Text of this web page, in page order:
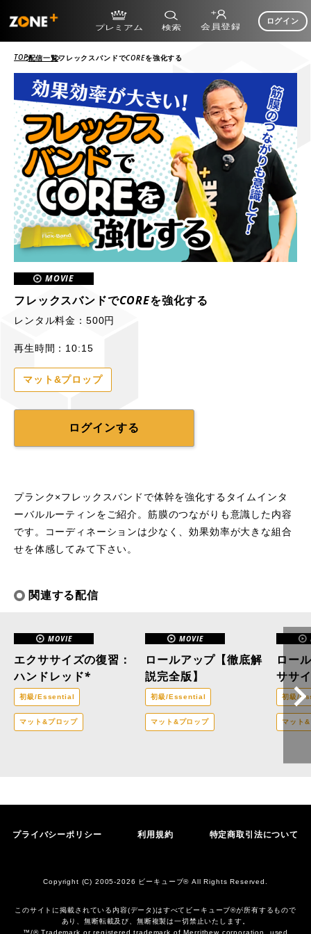
ログイン
TOP配信一覧フレックスバンドでCOREを強化する
MOVIE
フレックスバンドでCOREを強化する
レンタル料金：500円
再生時間：10:15
マット&プロップ
ログインする
プランク×フレックスバンドで体幹を強化するタイムインタ
ーバルルーティンをご紹介。筋膜のつながりも意識した内容
です。コーディネーションは少なく、効果効率が大きな組合
せを体感してみて下さい。
関連する配信
MOVIE
エクササイズの復習：
ハンドレッド*
初級/Essential
マット&プロップ
MOVIE
ロールアップ【徹底解
説完全版】
初級/Essential
マット&プロップ
ロー
ササ
初級/
マット
プライバシーポリシー 利用規約 特定商取引法について
Copyright (C) 2005-2026 ビーキューブ® All Rights Reserved.
このサイトに掲載されている内容(データ)はすべてビーキューブ®︎が所有するもので
あり、無断転載及び、無断複製は一切禁止いたします。
™/® Trademark or registered trademark of Merrithew corporation, used